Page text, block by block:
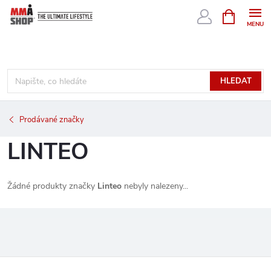
Přejít
HLEDAT
NÁKUPNÍ
KOŠÍK
Prodávané značky
LINTEO
Žádné produkty značky Linteo nebyly nalezeny...